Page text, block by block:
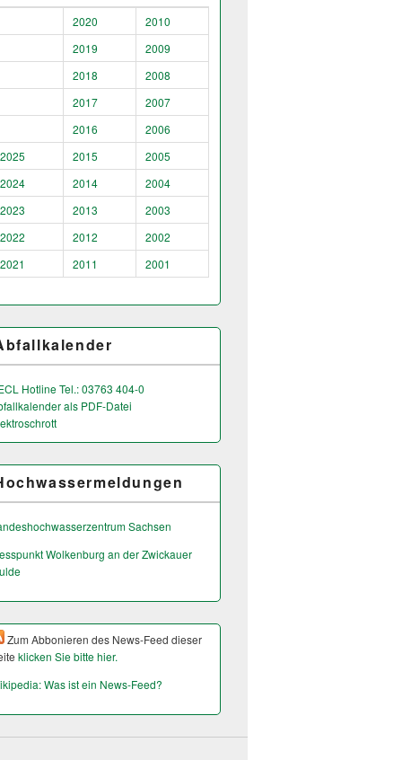
2020
2010
2019
2009
2018
2008
2017
2007
2016
2006
2025
2015
2005
2024
2014
2004
2023
2013
2003
2022
2012
2002
2021
2011 2001
Hotline Tel.: 03763 404-0
als PDF-Datei
Sachsen
Wolkenburg an der Zwickauer
Zum Abbonieren des News-Feed dieser
klicken Sie bitte hier.
Was ist ein News-Feed?